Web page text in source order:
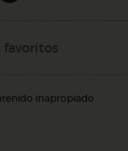
favoritos
inapropiado